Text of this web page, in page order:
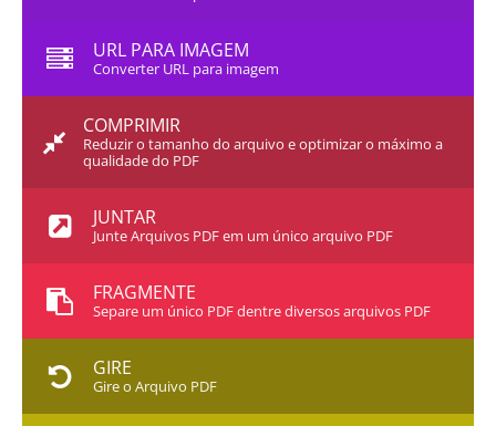
URL PARA IMAGEM
Converter URL para imagem
COMPRIMIR
Reduzir o tamanho do arquivo e optimizar o máximo a
qualidade do PDF
JUNTAR
Junte Arquivos PDF em um único arquivo PDF
FRAGMENTE
Separe um único PDF dentre diversos arquivos PDF
GIRE
Gire o Arquivo PDF